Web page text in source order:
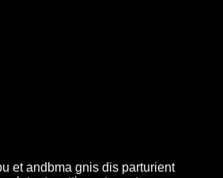
et andbma gnis dis parturient